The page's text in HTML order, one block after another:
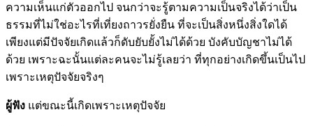
ความเห็นแก่ตัวออกไป จนกว่าจะรู้ตามความเป็นจริงได้ว่าเป็น
ธรรมที่ไม่ใช่อะไรที่เที่ยงถาวรยั่งยืน ที่จะเป็นสิ่งหนึ่งสิ่งใดได้
เพียงแต่มีปัจจัยเกิดแล้วก็ดับยับยั้งไม่ได้ด้วย บังคับบัญชาไม่ได้
ด้วย เพราะฉะนั้นแต่ละคนจะไม่รู้เลยว่า ที่ทุกอย่างเกิดขึ้นเป็นไป
เพราะเหตุปัจจัยจริงๆ
ผู้ฟัง แต่ขณะนี้เกิดเพราะเหตุปัจจัย